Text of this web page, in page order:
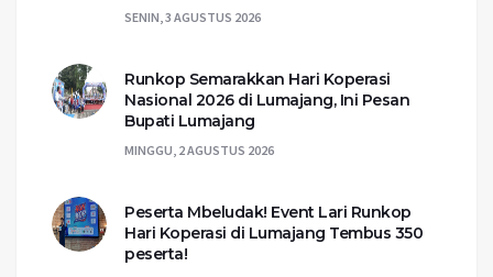
SENIN, 3 AGUSTUS 2026
Runkop Semarakkan Hari Koperasi
Nasional 2026 di Lumajang, Ini Pesan
Bupati Lumajang
MINGGU, 2 AGUSTUS 2026
Peserta Mbeludak! Event Lari Runkop
Hari Koperasi di Lumajang Tembus 350
peserta!